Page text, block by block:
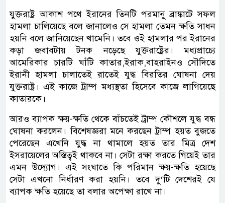
যুক্তরাষ্ট্র আকাশ পথে ইরানের তিনটি পরমানু ব্রাঙ্কাটে সফল
হামলা চালিয়েছে বলে জানালেও সে হামলা তেমন ক্ষতি সাধন
হয়নি বলে জানিয়েছেন খামেনি। তবে ওই হামলার পর ইরানের
কড়া জবাবটায় টনক নড়েছে যুক্তরাষ্ট্রের। মধ্যপ্রাচ্যে
আমেরিকার চারটি ঘাঁটি কাতার,ইরাক,বাহরাইনও সৌদিতে
ইরানী হামলা চালাতেই রাতেই যুদ্ধ বিরতির ঘোষনা দেয়
যুক্তরাষ্ট্র। এই কাজে ট্রাম্প মধ্যস্থতা হিসেবে কাজে লাগিয়েছে
কাতারকে।
আরও ব্যাপক ক্ষয়-ক্ষতি থেকে বাঁচতেই ট্রাম্প কৌশলে যুদ্ধ বন্ধ
ঘোষনা করলেন। বিশেষজ্ঞরা মনে করছেন ট্রাম্প হয়ত বুজতে
পেরেছেন এখেনি যুদ্ধ না থামালে হয়ত তার মিত্র দেশ
ইসরায়েলের অস্তিত্বই থাকবে না। সেটা রক্ষা করতে গিয়েই তার
এমন উদ্যোগ। এই সংঘাতে কি পরিমান ক্ষয়-ক্ষতি হয়েছে
সেটা এখনো নির্ধারণ করা হয়নি। তবে দু‘টি দেশেরই যে
ব্যাপক ক্ষতি হয়েছে তা বলার অপেক্ষা রাখে না।